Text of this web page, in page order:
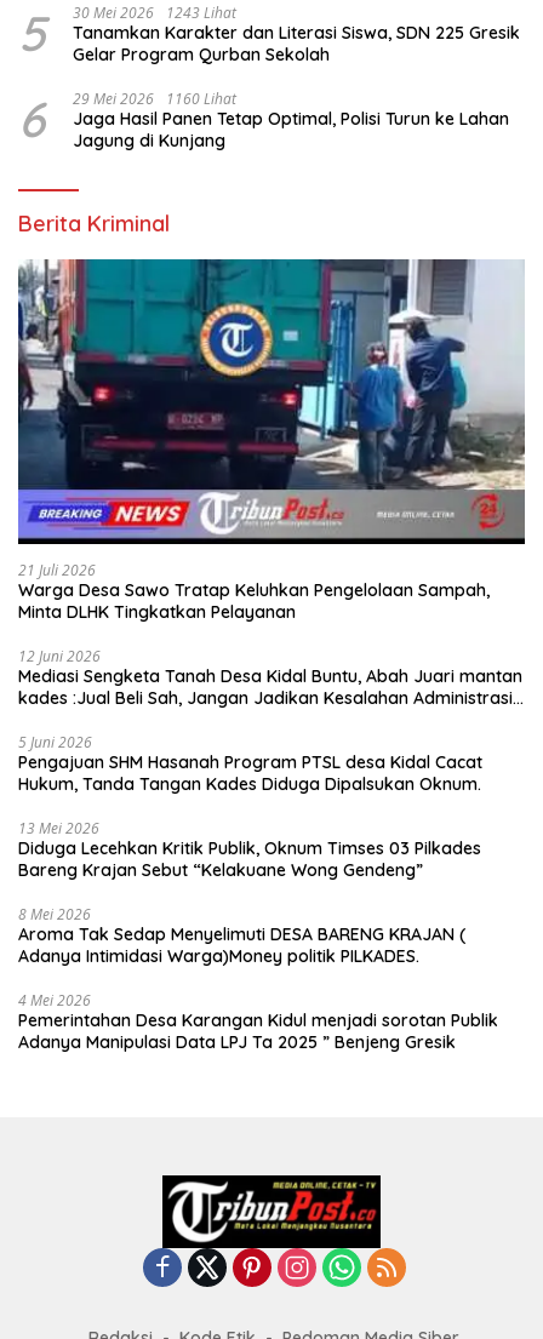
5 30 Mei 2026 1243 Lihat
Tanamkan Karakter dan Literasi Siswa, SDN 225 Gresik
Gelar Program Qurban Sekolah
6 29 Mei 2026 1160 Lihat
Jaga Hasil Panen Tetap Optimal, Polisi Turun ke Lahan
Jagung di Kunjang
Berita Kriminal
21 Juli 2026
Warga Desa Sawo Tratap Keluhkan Pengelolaan Sampah,
Minta DLHK Tingkatkan Pelayanan
12 Juni 2026
Mediasi Sengketa Tanah Desa Kidal Buntu, Abah Juari mantan
kades :Jual Beli Sah, Jangan Jadikan Kesalahan Administrasi
5 Juni 2026
Pengajuan SHM Hasanah Program PTSL desa Kidal Cacat
Hukum, Tanda Tangan Kades Diduga Dipalsukan Oknum.
13 Mei 2026
Diduga Lecehkan Kritik Publik, Oknum Timses 03 Pilkades
Bareng Krajan Sebut “Kelakuane Wong Gendeng”
8 Mei 2026
Aroma Tak Sedap Menyelimuti DESA BARENG KRAJAN (
Adanya Intimidasi Warga)Money politik PILKADES.
4 Mei 2026
Pemerintahan Desa Karangan Kidul menjadi sorotan Publik
Adanya Manipulasi Data LPJ Ta 2025 ” Benjeng Gresik